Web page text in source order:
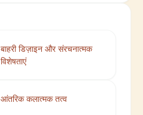
बाहरी डिज़ाइन और संरचनात्मक
विशेषताएं
आंतरिक कलात्मक तत्व